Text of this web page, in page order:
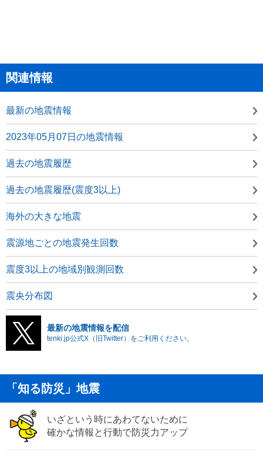
関連情報
最新の地震情報
2023年05月07日の地震情報
過去の地震履歴
過去の地震履歴(震度3以上)
海外の大きな地震
震源地ごとの地震発生回数
震度3以上の地域別観測回数
震央分布図
最新の地震情報を配信
tenki.jp公式X（旧Twitter）をご利用ください。
「知る防災」地震
いざという時にあわてないために
確かな情報と行動で防災力アップ